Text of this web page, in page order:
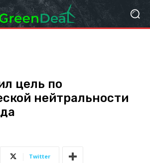
цель по
нейтральности
Twitter